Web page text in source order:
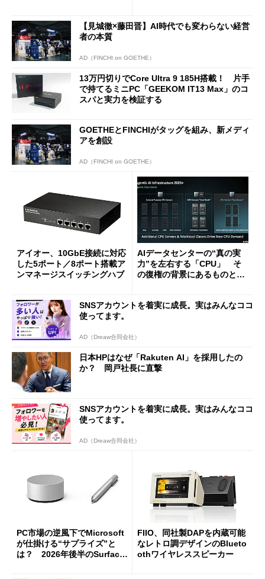
【見城徹×藤田晋】AI時代でも変わらない経営
者の本質
AD（FINCHI on GOETHE）
13万円切りでCore Ultra 9 185H搭載！ 片手
で持てるミニPC「GEEKOM IT13 Max」のコ
スパと実力を検証する
GOETHEとFINCHIがタッグを組み、新メディ
アを創設
AD（FINCHI on GOETHE）
アイオー、10GbE接続に対応
した5ポート／8ポート搭載ア
ンマネージスイッチングハブ
AIデータセンターの“真の実
力”を左右する「CPU」 そ
の復権の背景にあるものと
SNSアカウントを着実に成長。実はみんなココ
使ってます。
AD（Dreaw合同会社）
日本HPはなぜ「Rakuten AI」を採用したの
か？ 岡戸社長に直撃
SNSアカウントを着実に成長。実はみんなココ
使ってます。
AD（Dreaw合同会社）
PC市場の逆風下でMicrosoft
が仕掛ける“サプライズ”と
は？ 2026年後半のSurface
FIIO、同社製DAPを内蔵可能
なレトロ調デザインのBlueto
othワイヤレススピーカー